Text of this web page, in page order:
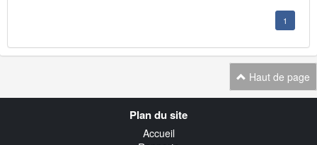
1
Haut de page
Plan du site
Accueil